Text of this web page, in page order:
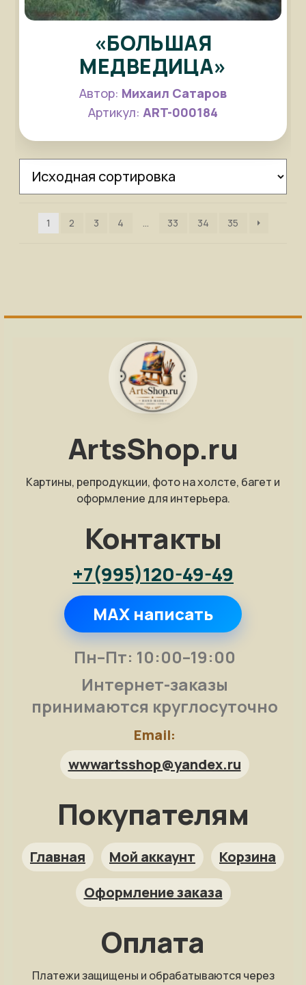
«БОЛЬШАЯ
МЕДВЕДИЦА»
Автор: Михаил Сатаров
Артикул: ART-000184
1 2 3 4 … 33 34 35
ArtsShop.ru
Картины, репродукции, фото на холсте, багет и
оформление для интерьера.
Контакты
+7(995)120-49-49
MAX написать
Пн–Пт: 10:00–19:00
Интернет-заказы
принимаются круглосуточно
Email:
wwwartsshop@yandex.ru
Покупателям
Главная Мой аккаунт
Корзина
Оформление заказа
Оплата
Платежи защищены и обрабатываются через
Арт-помощница
ArtsShop.ru
Репродукция на заказ
Фото на холсте